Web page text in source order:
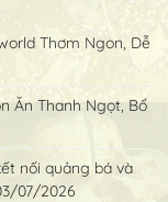
Thơm Ngon, Dễ
Ăn Thanh Ngọt, Bổ
nối quảng bá và
07/2026